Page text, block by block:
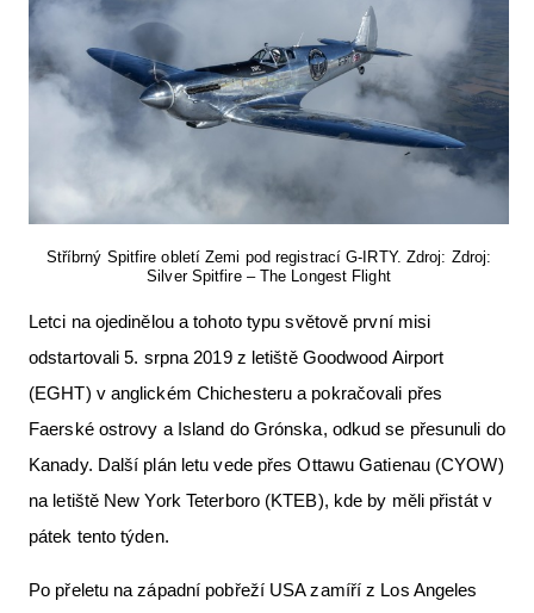
Stříbrný Spitfire obletí Zemi pod registrací G-IRTY. Zdroj: Zdroj:
Silver Spitfire – The Longest Flight
Letci na ojedinělou a tohoto typu světově první misi
odstartovali 5. srpna 2019 z letiště Goodwood Airport
(EGHT) v anglickém Chichesteru a pokračovali přes
Faerské ostrovy a Island do Grónska, odkud se přesunuli do
Kanady. Další plán letu vede přes Ottawu Gatienau (CYOW)
na letiště New York Teterboro (KTEB), kde by měli přistát v
pátek tento týden.
Po přeletu na západní pobřeží USA zamíří z Los Angeles
Inzerujte s námi
E-SHOP